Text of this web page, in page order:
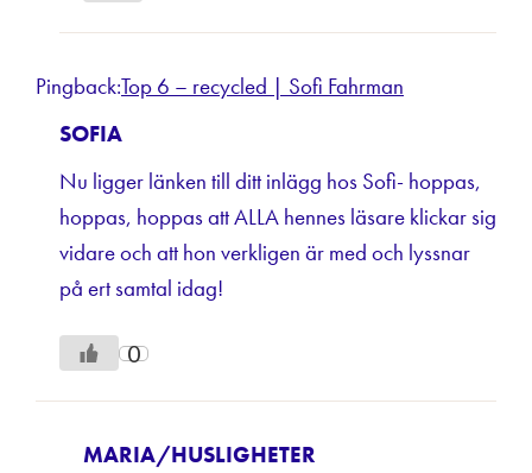
Pingback:Top 6 – recycled | Sofi Fahrman
SOFIA
Nu ligger länken till ditt inlägg hos Sofi- hoppas,
hoppas, hoppas att ALLA hennes läsare klickar sig
vidare och att hon verkligen är med och lyssnar
på ert samtal idag!
0
MARIA/HUSLIGHETER